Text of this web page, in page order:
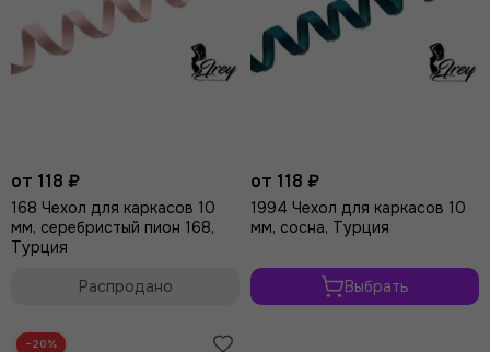
от 118 ₽
168 Чехол для каркасов 10
мм, серебристый пион 168,
Турция
Распродано
от 118 ₽
1994 Чехол для каркасов 10
мм, сосна, Турция
Выбрать
−20%